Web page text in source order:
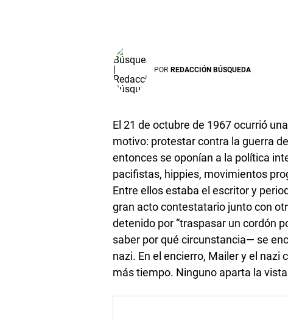
POR REDACCIÓN BÚSQUEDA
El 21 de octubre de 1967 ocurrió
motivo: protestar contra la guerra
entonces se oponían a la política
pacifistas, hippies, movimientos
Entre ellos estaba el escritor y
gran acto contestatario junto con
detenido por “traspasar un cordón
saber por qué circunstancia— se
nazi. En el encierro, Mailer y el nazi
más tiempo. Ninguno aparta la